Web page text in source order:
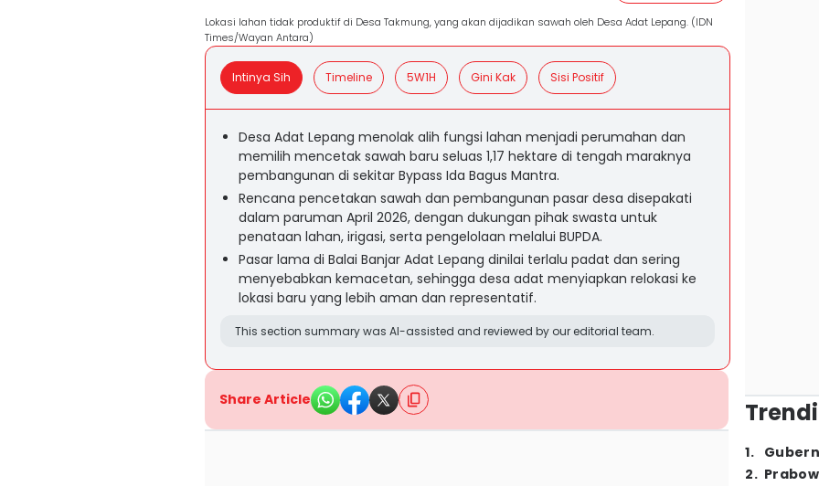
Lokasi lahan tidak produktif di Desa Takmung, yang akan dijadikan sawah oleh Desa Adat Lepang. (IDN
Times/Wayan Antara)
Intinya Sih Timeline 5W1H Gini Kak Sisi Positif
Desa Adat Lepang menolak alih fungsi lahan menjadi perumahan dan
memilih mencetak sawah baru seluas 1,17 hektare di tengah maraknya
pembangunan di sekitar Bypass Ida Bagus Mantra.
Rencana pencetakan sawah dan pembangunan pasar desa disepakati
dalam paruman April 2026, dengan dukungan pihak swasta untuk
penataan lahan, irigasi, serta pengelolaan melalui BUPDA.
Pasar lama di Balai Banjar Adat Lepang dinilai terlalu padat dan sering
menyebabkan kemacetan, sehingga desa adat menyiapkan relokasi ke
lokasi baru yang lebih aman dan representatif.
This section summary was AI-assisted and reviewed by our editorial team.
Share Article
1.
2.